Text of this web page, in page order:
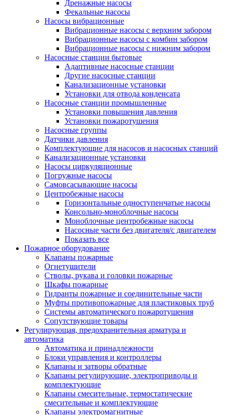
Дренажные насосы
Фекальные насосы
Насосы вибрационные
Вибрационные насосы с верхним забором
Вибрационные насосы с комбин забором
Вибрационные насосы с нижним забором
Насосные станции бытовые
Адаптивные насосные станции
Другие насосные станции
Канализационные установки
Установки для отвода конденсата
Насосные станции промышленные
Установки повышения давления
Установки пожаротушения
Насосные группы
Датчики давления
Комплектующие для насосов и насосных станций
Канализационные установки
Насосы циркуляционные
Погружные насосы
Самовсасывающие насосы
Центробежные насосы
Горизонтальные одноступенчатые насосы
Консольно-моноблочные насосы
Моноблочные центробежные насосы
Насосные части без двигателя/с двигателем
Показать все
Пожарное оборудование
Клапаны пожарные
Огнетушители
Стволы, рукава и головки пожарные
Шкафы пожарные
Гидранты пожарные и соединительные части
Муфты противопожарные для пластиковых труб
Системы автоматического пожаротушения
Сопутствующие товары
Регулирующая, предохранительная арматура и
автоматика
Автоматика и принадлежности
Блоки управления и контроллеры
Клапаны и затворы обратные
Клапаны регулирующие, электроприводы и
комплектующие
Клапаны смесительные, термостатические
смесительные и комплектующие
Клапаны электромагнитные